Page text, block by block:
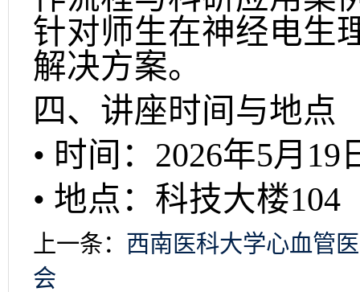
针对师生在神经电生
解决方案。
四、讲座时间与地点
• 时间：2026年5月19
• 地点：科技大楼104
上一条： 西南医科大学心血管
会